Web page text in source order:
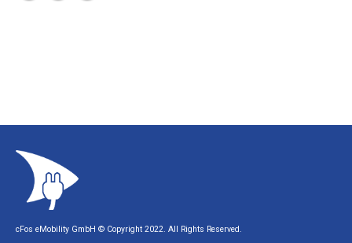
cFos eMobility GmbH © Copyright 2022. All Rights Reserved.